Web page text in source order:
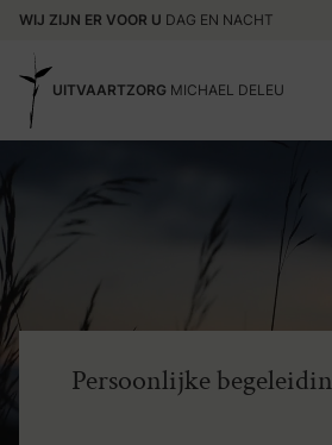
WIJ ZIJN ER VOOR U DAG EN NACHT
UITVAARTZORG MICHAEL DELEU
Persoonlijke